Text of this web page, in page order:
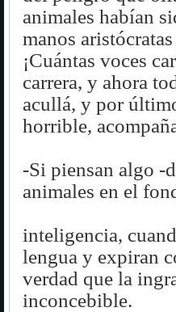
animales habían
manos
¡Cuántas voces
carrera, y ahora
acullá, y por
horrible,
-Si piensan algo -
animales en el
inteligencia,
lengua y expiran
verdad que la
inconcebible.